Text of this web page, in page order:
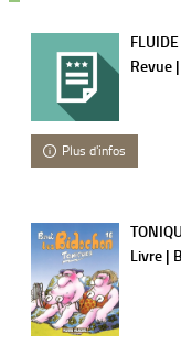
Revue
Plus d'infos
Livre |